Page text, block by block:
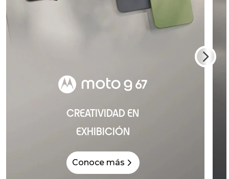
CREATIVIDAD EN
EXHIBICIÓN
Conoce más